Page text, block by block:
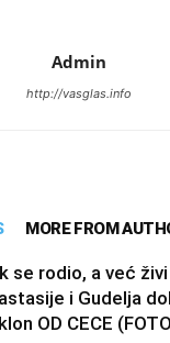
Admin
http://vasglas.info
MORE FROM
se rodio, a već
i Gudelja
OD CECE